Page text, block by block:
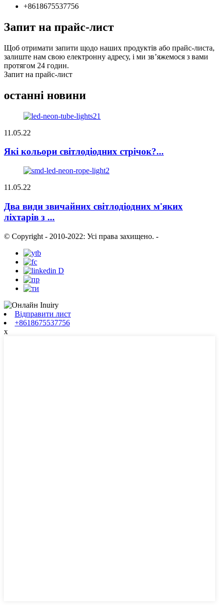
+8618675537756
Запит на прайс-лист
Щоб отримати запити щодо наших продуктів або прайс-листа,
залиште нам свою електронну адресу, і ми зв’яжемося з вами
протягом 24 годин.
Запит на прайс-лист
останні новини
11.05.22
Які кольори світлодіодних стрічок?...
11.05.22
Два види звичайних світлодіодних м'яких
ліхтарів з ...
© Copyright - 2010-2022: Усі права захищено. -
Відправити лист
+8618675537756
x